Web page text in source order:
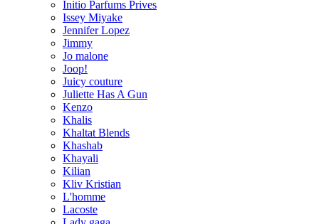
Initio Parfums Prives
Issey Miyake
Jennifer Lopez
Jimmy
Jo malone
Joop!
Juicy couture
Juliette Has A Gun
Kenzo
Khalis
Khaltat Blends
Khashab
Khayali
Kilian
Kliv Kristian
L'homme
Lacoste